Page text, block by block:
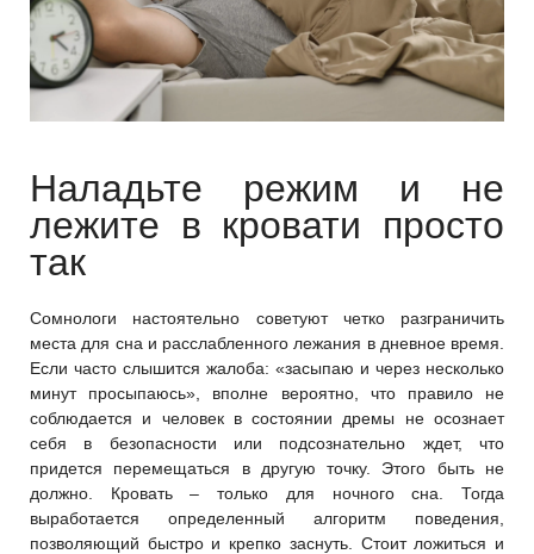
Наладьте режим и не
лежите в кровати просто
так
Сомнологи настоятельно советуют четко разграничить
места для сна и расслабленного лежания в дневное время.
Если часто слышится жалоба: «засыпаю и через несколько
минут просыпаюсь», вполне вероятно, что правило не
соблюдается и человек в состоянии дремы не осознает
себя в безопасности или подсознательно ждет, что
придется перемещаться в другую точку. Этого быть не
должно. Кровать – только для ночного сна. Тогда
выработается определенный алгоритм поведения,
позволяющий быстро и крепко заснуть. Стоит ложиться и